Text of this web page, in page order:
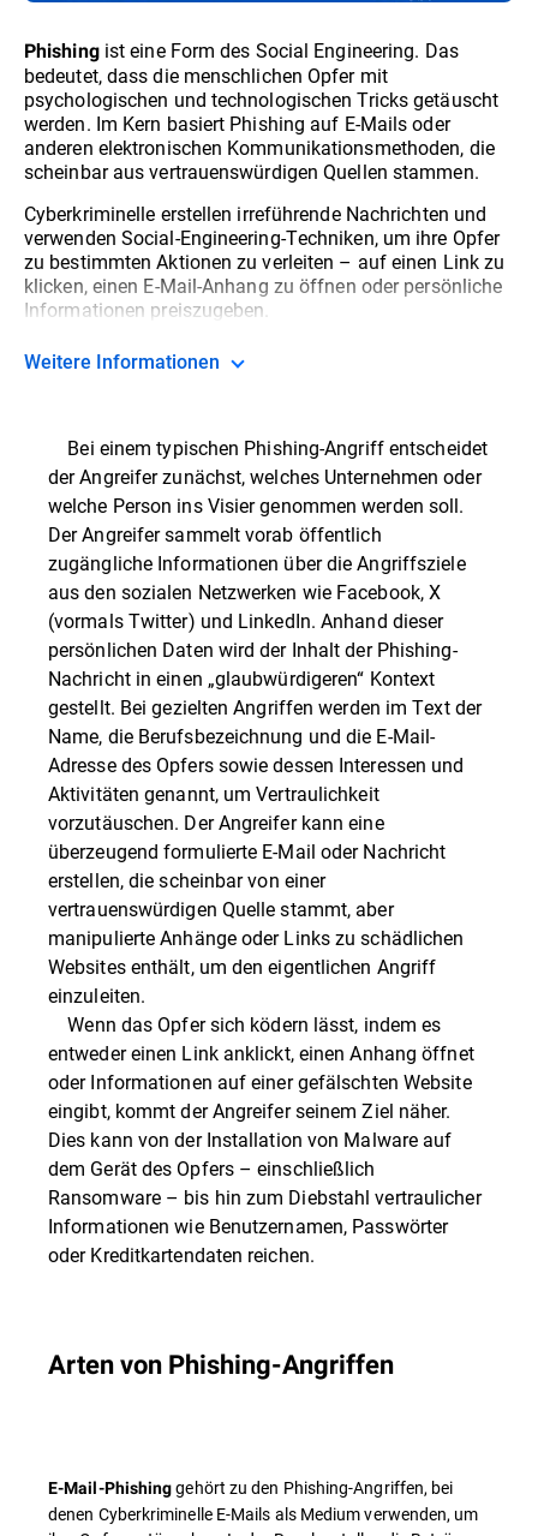
Phishingist eine Form des Social Engineering. Das
bedeutet, dass die menschlichen Opfer mit
psychologischen und technologischen Tricks getäuscht
werden. Im Kern basiert Phishing auf E-Mails oder
anderen elektronischen Kommunikationsmethoden, die
scheinbar aus vertrauenswürdigen Quellen stammen.
Cyberkriminelle erstellen irreführende Nachrichten und
verwenden Social-Engineering-Techniken, um ihre Opfer
zu bestimmten Aktionen zu verleiten – auf einen Link zu
klicken, einen E-Mail-Anhang zu öffnen oder persönliche
Informationen preiszugeben.
Weitere Informationen
Bei einem typischen Phishing-Angriff entscheidet
der Angreifer zunächst, welches Unternehmen oder
welche Person ins Visier genommen werden soll.
Der Angreifer sammelt vorab öffentlich
zugängliche Informationen über die Angriffsziele
aus den sozialen Netzwerken wie Facebook, X
(vormals Twitter) und LinkedIn. Anhand dieser
persönlichen Daten wird der Inhalt der Phishing-
Nachricht in einen „glaubwürdigeren“ Kontext
gestellt. Bei gezielten Angriffen werden im Text der
Name, die Berufsbezeichnung und die E-Mail-
Adresse des Opfers sowie dessen Interessen und
Aktivitäten genannt, um Vertraulichkeit
vorzutäuschen. Der Angreifer kann eine
überzeugend formulierte E-Mail oder Nachricht
erstellen, die scheinbar von einer
vertrauenswürdigen Quelle stammt, aber
manipulierte Anhänge oder Links zu schädlichen
Websites enthält, um den eigentlichen Angriff
einzuleiten.
Wenn das Opfer sich ködern lässt, indem es
entweder einen Link anklickt, einen Anhang öffnet
oder Informationen auf einer gefälschten Website
eingibt, kommt der Angreifer seinem Ziel näher.
Dies kann von der Installation von Malware auf
dem Gerät des Opfers – einschließlich
Ransomware – bis hin zum Diebstahl vertraulicher
Informationen wie Benutzernamen, Passwörter
oder Kreditkartendaten reichen.
Arten von Phishing-Angriffen
E-Mail-Phishinggehört zu den Phishing-Angriffen, bei
denen Cyberkriminelle E-Mails als Medium verwenden, um